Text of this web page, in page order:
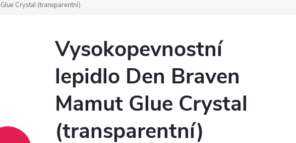
Crystal (transparentní)
Vysokopevnostní
lepidlo Den Braven
Mamut Glue Crystal
(transparentní)